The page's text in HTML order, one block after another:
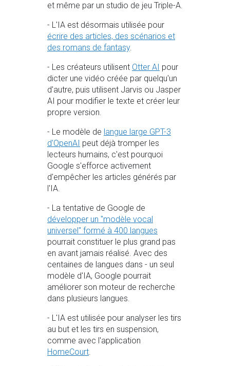
et même par un studio de jeu Triple-A.
- L'IA est désormais utilisée pour
écrire des articles, des scénarios et
des romans de fantasy.
- Les créateurs utilisent Otter AI pour
dicter une vidéo créée par quelqu'un
d'autre, puis utilisent Jarvis ou Jasper
AI pour modifier le texte et créer leur
propre version.
- Le modèle de langue large GPT-3
d'OpenAI peut déjà tromper les
lecteurs humains, c'est pourquoi
Google s'efforce activement
d'empêcher les articles générés par
l'IA.
- La tentative de Google de
développer un "modèle vocal
universel" formé à 400 langues
pourrait constituer le plus grand pas
en avant jamais réalisé. Avec des
centaines de langues dans - un seul
modèle d'IA, Google pourrait
améliorer son moteur de recherche
dans plusieurs langues.
- L'IA est utilisée pour analyser les tirs
au but et les tirs en suspension,
comme avec l'application
HomeCourt.